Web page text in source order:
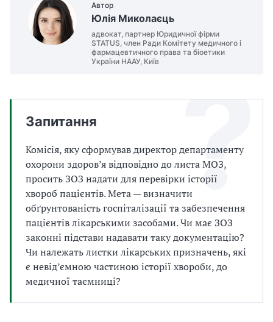
Автор
Юлія Миколаєць
адвокат, партнер Юридичної фірми
STATUS, член Ради Комітету медичного і
фармацевтичного права та біоетики
України НААУ, Київ
Запитання
Комісія, яку сформував директор департаменту
охорони здоров’я відповідно до листа МОЗ,
просить ЗОЗ надати для перевірки історії
хвороб пацієнтів. Мета — визначити
обґрунтованість госпіталізації та забезпечення
пацієнтів лікарськими засобами. Чи має ЗОЗ
законні підстави надавати таку документацію?
Чи належать листки лікарських призначень, які
є невід’ємною частиною історії хвороби, до
медичної таємниці?
Б